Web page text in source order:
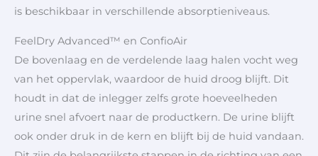
is beschikbaar in verschillende absorptieniveaus.
FeelDry Advanced™ en ConfioAir
De bovenlaag en de verdelende laag halen vocht weg
van het oppervlak, waardoor de huid droog blijft. Dit
houdt in dat de inlegger zelfs grote hoeveelheden
urine snel afvoert naar de productkern. De urine blijft
ook onder druk in de kern en blijft bij de huid vandaan.